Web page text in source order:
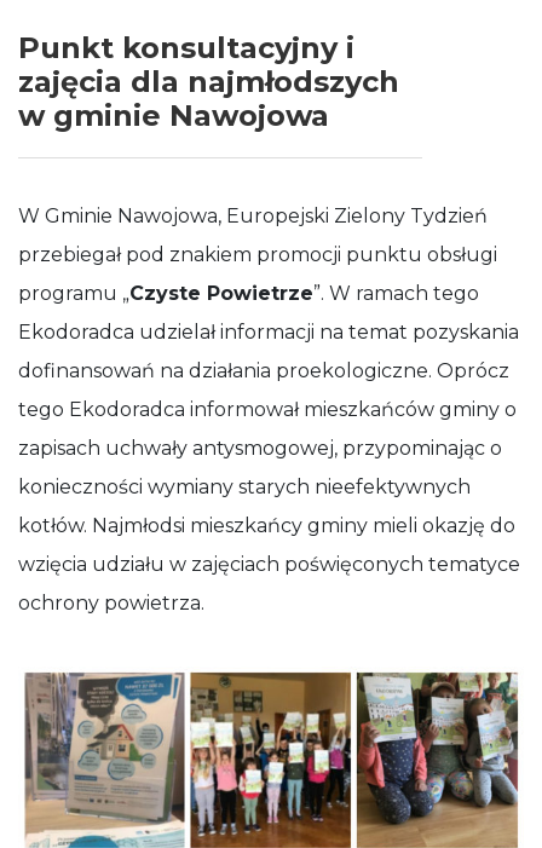
Punkt konsultacyjny i
zajęcia dla najmłodszych
w gminie Nawojowa
W Gminie Nawojowa, Europejski Zielony Tydzień
przebiegał pod znakiem promocji punktu obsługi
programu „Czyste Powietrze”. W ramach tego
Ekodoradca udzielał informacji na temat pozyskania
dofinansowań na działania proekologiczne. Oprócz
tego Ekodoradca informował mieszkańców gminy o
zapisach uchwały antysmogowej, przypominając o
konieczności wymiany starych nieefektywnych
kotłów. Najmłodsi mieszkańcy gminy mieli okazję do
wzięcia udziału w zajęciach poświęconych tematyce
ochrony powietrza.